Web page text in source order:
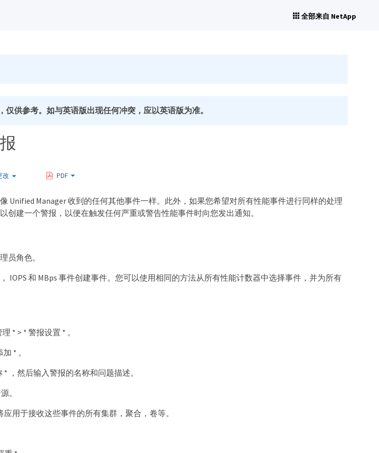
全部来自 NetApp
仅供参考。如与英语版出现任何冲突，应以英语版为准。
改 PDF
Unified Manager 收到的任何其他事件一样。此外，如果您希望对所有性能事件进行同样的处理
创建一个警报，以便在触发任何严重或警告性能事件时向您发出通知。
员角色。
IOPS 和 MBps 事件创建事件。您可以使用相同的方法从所有性能计数器中选择事件，并为所有
* > * 警报设置 * 。
* 。
，然后输入警报的名称和问题描述。
。
用于接收这些事件的所有集群，聚合，卷等。